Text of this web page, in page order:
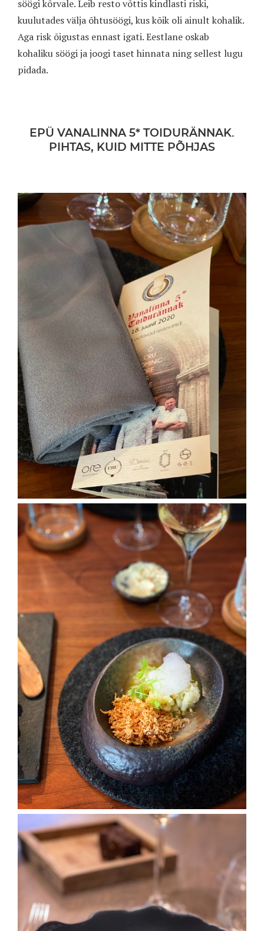
söögi kõrvale. Leib resto võttis kindlasti riski,
kuulutades välja õhtusöögi, kus kõik oli ainult kohalik.
Aga risk õigustas ennast igati. Eestlane oskab
kohaliku söögi ja joogi taset hinnata ning sellest lugu
pidada.
EPÜ VANALINNA 5* TOIDURÄNNAK.
PIHTAS, KUID MITTE PÕHJAS